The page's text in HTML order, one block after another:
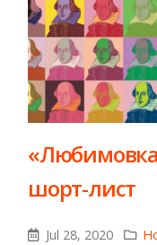
шорт-лист
Jul 28, 2020